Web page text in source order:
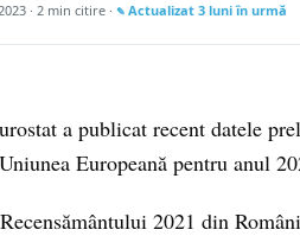
· 2 min citire · Actualizat 3 luni în urmă
urostat a publicat recent datele
Uniunea Europeană pentru anul
2021 din